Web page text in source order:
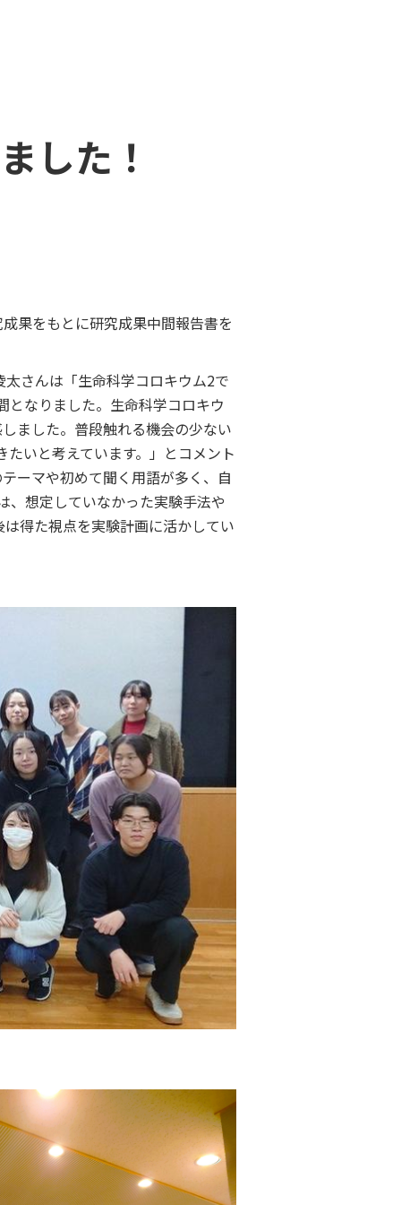
した！
果をもとに研究成果中間報告書を
さんは「生命科学コロキウム2で
なりました。生命科学コロキウ
ました。普段触れる機会の少ない
いと考えています。」とコメント
ーマや初めて聞く用語が多く、自
、想定していなかった実験手法や
得た視点を実験計画に活かしてい